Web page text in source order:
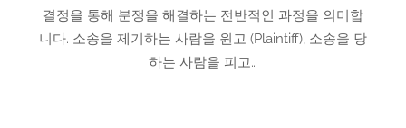
결정을 통해 분쟁을 해결하는 전반적인 과정을 의미합
니다. 소송을 제기하는 사람을 원고 (Plaintiff), 소송을 당
하는 사람을 피고…